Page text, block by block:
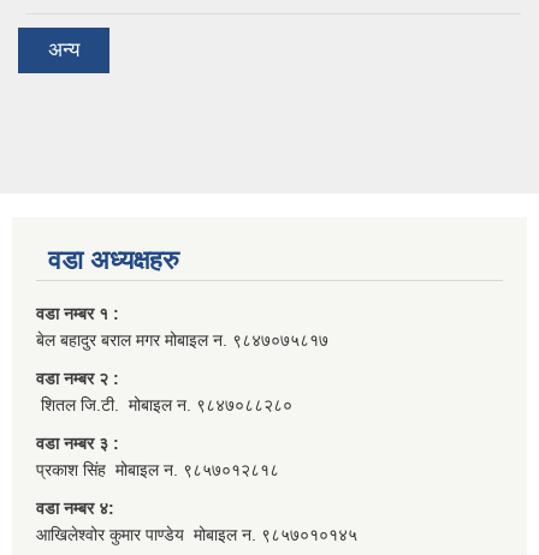
अन्य
वडा अध्यक्षहरु
वडा नम्बर १ :
बेल बहादुर बराल मगर मोबाइल न. ९८४७०७५८१७
वडा नम्बर २ :
शितल जि.टी. मोबाइल न. ९८४७०८८२८०
वडा नम्बर ३ :
प्रकाश सिंह मोबाइल न. ९८५७०१२८१८
वडा नम्बर ४:
आखिलेश्वोर कुमार पाण्डेय मोबाइल न. ९८५७०१०१४५